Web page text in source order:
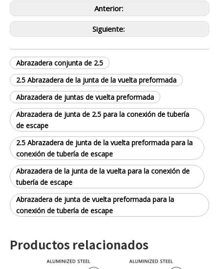
Anterior:
Siguiente:
Abrazadera conjunta de 2.5
2.5 Abrazadera de la junta de la vuelta preformada
Abrazadera de juntas de vuelta preformada
Abrazadera de junta de 2.5 para la conexión de tubería
de escape
2.5 Abrazadera de junta de la vuelta preformada para la
conexión de tubería de escape
Abrazadera de la junta de la vuelta para la conexión de
tubería de escape
Abrazadera de junta de vuelta preformada para la
conexión de tubería de escape
Productos relacionados